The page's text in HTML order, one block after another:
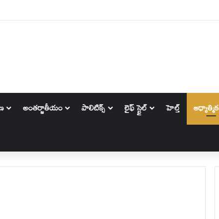
అంతర్జాతీయం పాలిటిక్స్‌ లైఫ్ స్టైల్ హెల్త్